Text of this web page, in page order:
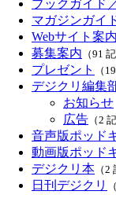
ブックガイド
マガジンガイ
Webサイト案内
募集案内 （91
プレゼント （
デジクリ編集
お知らせ
広告 （2
音声版ポッド
動画版ポッド
デジクリ本 （2
日刊デジクリ